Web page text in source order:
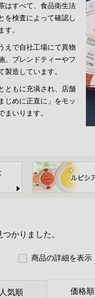
はすべて、食品衛生法
を検査によって確認し
。
えで自社工場にて異物
。ブレンドティーやフ
造しています。
ともに充塡され、店舗
じめに正直に」をモッ
まいります。
かりました。
商品の詳細を表示
人気順 価格順